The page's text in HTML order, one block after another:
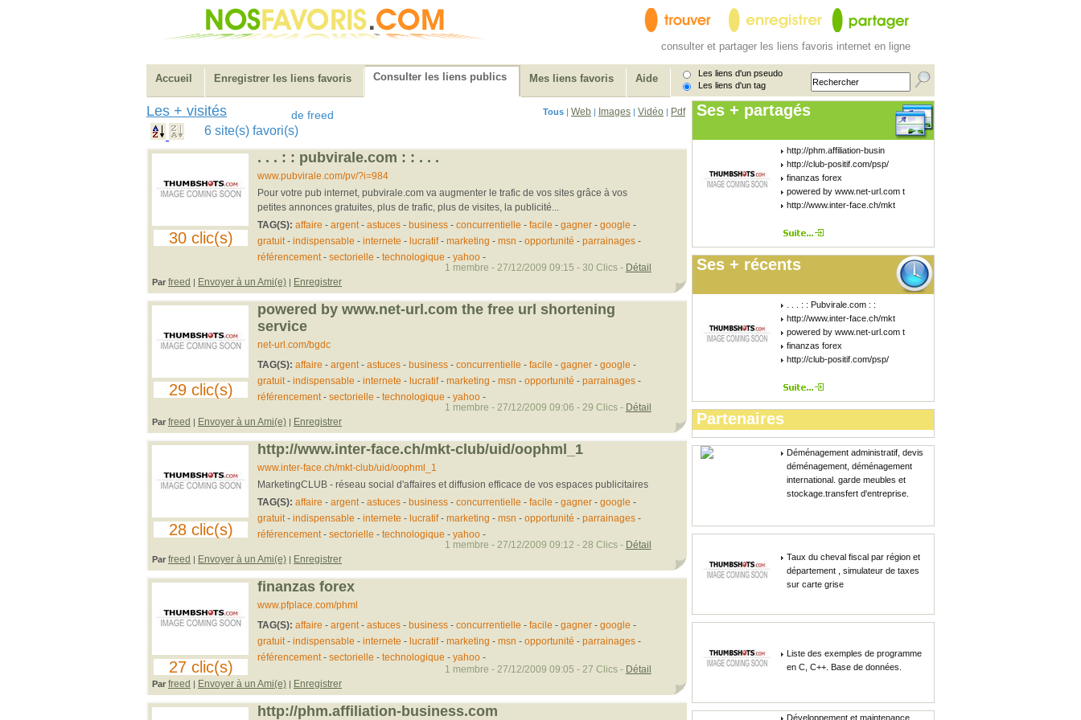
consulter et partager les liens favoris internet en ligne
Accueil Enregistrer les liens favoris Consulter les liens publics Mes liens favoris Aide
Les liens d'un pseudo
Les liens d'un tag
Les + visités de freed Tous | Web | Images | Vidéo | Pdf
6 site(s) favori(s)
30 clic(s)
. . . : : pubvirale.com : : . . .
www.pubvirale.com/pv/?i=984
Pour votre pub internet, pubvirale.com va augmenter le trafic de vos sites grâce à vos
petites annonces gratuites, plus de trafic, plus de visites, la publicité...
TAG(S): affaire - argent- astuces- business- concurrentielle - facile - gagner- google -
gratuit- indispensable - internete - lucratif- marketing - msn - opportunité - parrainages-
référencement- sectorielle - technologique - yahoo-
Par freed | Envoyer à un Ami(e) | Enregistrer
1 membre - 27/12/2009 09:15 - 30 Clics - Détail
29 clic(s)
powered by www.net-url.com the free url shortening
service
net-url.com/bgdc
TAG(S): affaire - argent- astuces- business- concurrentielle - facile - gagner- google -
gratuit- indispensable - internete - lucratif- marketing - msn - opportunité - parrainages-
référencement- sectorielle - technologique - yahoo-
Par freed | Envoyer à un Ami(e) | Enregistrer
1 membre - 27/12/2009 09:06 - 29 Clics - Détail
28 clic(s)
http://www.inter-face.ch/mkt-club/uid/oophml_1
www.inter-face.ch/mkt-club/uid/oophml_1
MarketingCLUB - réseau social d'affaires et diffusion efficace de vos espaces publicitaires
TAG(S): affaire - argent- astuces- business- concurrentielle - facile - gagner- google -
gratuit- indispensable - internete - lucratif- marketing - msn - opportunité - parrainages-
référencement- sectorielle - technologique - yahoo-
Par freed | Envoyer à un Ami(e) | Enregistrer
1 membre - 27/12/2009 09:12 - 28 Clics - Détail
27 clic(s)
finanzas forex
www.pfplace.com/phml
TAG(S): affaire - argent- astuces- business- concurrentielle - facile - gagner- google -
gratuit- indispensable - internete - lucratif- marketing - msn - opportunité - parrainages-
référencement- sectorielle - technologique - yahoo-
Par freed | Envoyer à un Ami(e) | Enregistrer
1 membre - 27/12/2009 09:05 - 27 Clics - Détail
http://phm.affiliation-business.com
Ses + partagés
http://phm.affiliation-busin
http://club-positif.com/psp/
finanzas forex
powered by www.net-url.com t
http://www.inter-face.ch/mkt
Ses + récents
. . . : : Pubvirale.com : :
http://www.inter-face.ch/mkt
powered by www.net-url.com t
finanzas forex
http://club-positif.com/psp/
Partenaires
Déménagement administratif, devis
déménagement, déménagement
international. garde meubles et
stockage.transfert d'entreprise.
Taux du cheval fiscal par région et
département , simulateur de taxes
sur carte grise
Liste des exemples de programme
en C, C++. Base de données.
Développement et maintenance